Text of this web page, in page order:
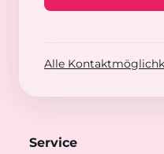
Alle
Service